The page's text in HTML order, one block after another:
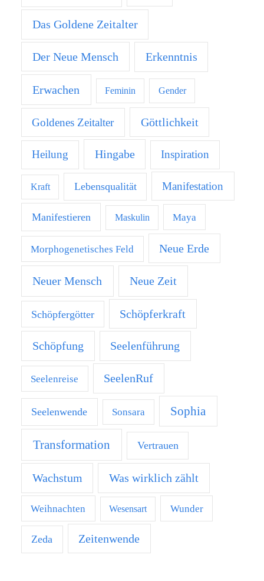
Das Goldene Zeitalter
Der Neue Mensch Erkenntnis
Erwachen Feminin Gender
Goldenes Zeitalter Göttlichkeit
Heilung Hingabe Inspiration
Kraft Lebensqualität Manifestation
Manifestieren Maskulin Maya
Morphogenetisches Feld Neue Erde
Neuer Mensch Neue Zeit
Schöpfergötter Schöpferkraft
Schöpfung Seelenführung
Seelenreise SeelenRuf
Seelenwende Sonsara Sophia
Transformation Vertrauen
Wachstum Was wirklich zählt
Weihnachten Wesensart Wunder
Zeda Zeitenwende